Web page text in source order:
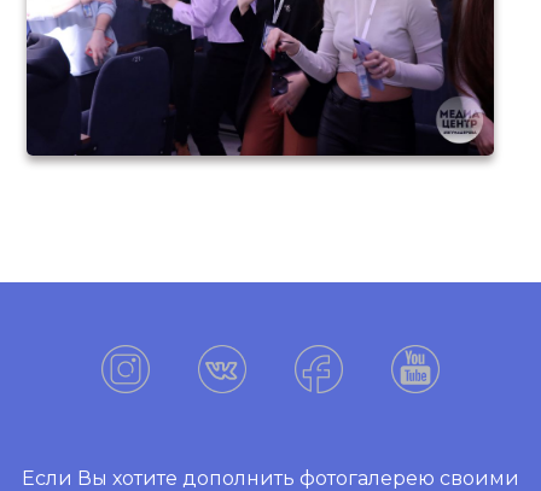
Если Вы хотите дополнить фотогалерею своими